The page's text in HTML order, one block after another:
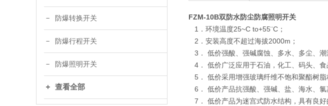
防爆转换开关
防爆行程开关
防爆照明开关
查看全部
FZM-10B双防水防尘防腐照明开关
1．环境温度25~C to+55¨C；
2．安装高度不超过海拔2000m；
3． 低价强酸、强碱腐蚀、多水、多尘、潮
4． 低价广泛应用于石油，化工、码头、食
5． 低价采用增强玻璃纤维不饱和聚酯树
6． 低价产品抗强酸、强碱、盐、海水、氯
7． 低价产品为迷宫式防水结构，具有良好